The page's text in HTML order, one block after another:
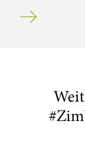
Spam-/Phishing-